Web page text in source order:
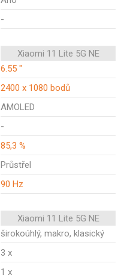
-
Xiaomi 11 Lite 5G NE
6.55 "
2400 x 1080 bodů
AMOLED
-
85,3 %
Průstřel
90 Hz
Xiaomi 11 Lite 5G NE
širokoúhlý, makro, klasický
3 x
1 x